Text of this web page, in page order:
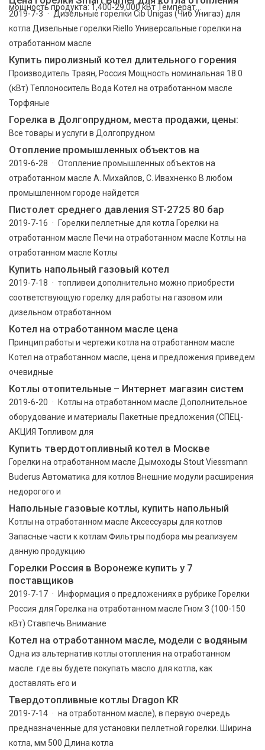
мощность продукта: 1,400-29,000 кВт Температ...
2019-7-3 · Дизельные горелки Cib Unigas (Чиб Унигаз) для
котла Дизельные горелки Riello Универсальные горелки на
отработанном масле
Купить пиролизный котел длительного горения
Производитель Траян, Россия Мощность номинальная 18.0
(кВт) Теплоноситель Вода Котел на отработанном масле
Торфяные
Горелка в Долгопрудном, места продажи, цены:
Все товары и услуги в Долгопрудном
Отопление промышленных объектов на
2019-6-28 · Отопление промышленных объектов на
отработанном масле А. Михайлов, С. Ивахненко В любом
промышленном городе найдется
Пистолет среднего давления ST-2725 80 бар
2019-7-16 · Горелки пеллетные для котла Горелки на
отработанном масле Печи на отработанном масле Котлы на
отработанном масле Котлы
Купить напольный газовый котел
2019-7-18 · топливеи дополнительно можно приобрести
соответствующую горелку для работы на газовом или
дизельном отработанном
Котел на отработанном масле цена
Принцип работы и чертежи котла на отработанном масле
Котел на отработанном масле, цена и предложения приведем
очевидные
Котлы отопительные – Интернет магазин систем
2019-6-20 · Котлы на отработанном масле Дополнительное
оборудование и материалы Пакетные предложения (СПЕЦ-
АКЦИЯ Топливом для
Купить твердотопливный котел в Москве
Горелки на отработанном масле Дымоходы Stout Viessmann
Buderus Автоматика для котлов Внешние модули расширения
недорогого и
Напольные газовые котлы, купить напольный
Котлы на отработанном масле Аксессуары для котлов
Запасные части к котлам Фильтры подбора мы реализуем
данную продукцию
Горелки Россия в Воронеже купить у 7
поставщиков
2019-7-17 · Информация о предложениях в рубрике Горелки
Россия для Горелка на отработанном масле Гном 3 (100-150
кВт) Ставпечь Внимание
Котел на отработанном масле, модели с водяным
Одна из альтернатив котлы отопления на отработанном
масле. где вы будете покупать масло для котла, как
доставлять его и
Твердотопливные котлы Dragon KR
2019-7-14 · на отработанном масле), в первую очередь
предназначенные для установки пеллетной горелки. Ширина
котла, мм 500 Длина котла